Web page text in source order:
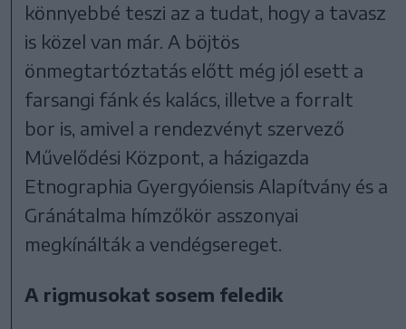
könnyebbé teszi az a tudat, hogy a tavasz
is közel van már. A böjtös
önmegtartóztatás előtt még jól esett a
farsangi fánk és kalács, illetve a forralt
bor is, amivel a rendezvényt szervező
Művelődési Központ, a házigazda
Etnographia Gyergyóiensis Alapítvány és a
Gránátalma hímzőkör asszonyai
megkínálták a vendégsereget.
A rigmusokat sosem feledik